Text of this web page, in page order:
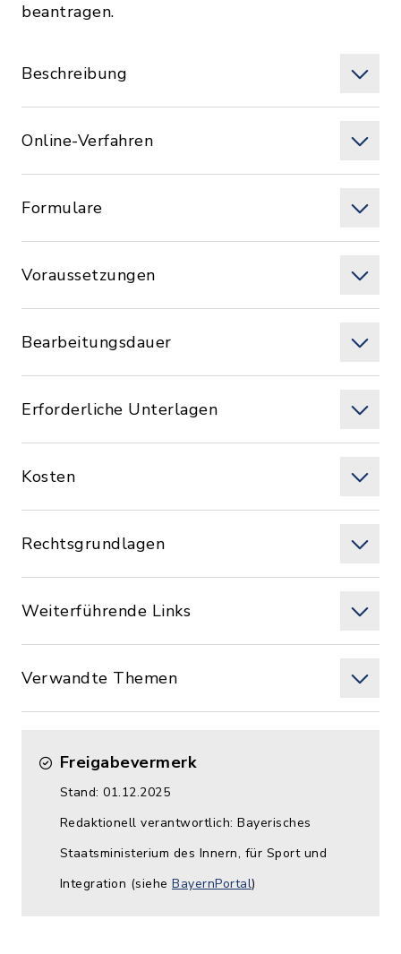
beantragen.
Beschreibung
Online-Verfahren
Formulare
Voraussetzungen
Bearbeitungsdauer
Erforderliche Unterlagen
Kosten
Rechtsgrundlagen
Weiterführende Links
Verwandte Themen
Freigabevermerk
Stand: 01.12.2025
Redaktionell verantwortlich: Bayerisches
Staatsministerium des Innern, für Sport und
Integration (siehe BayernPortal)